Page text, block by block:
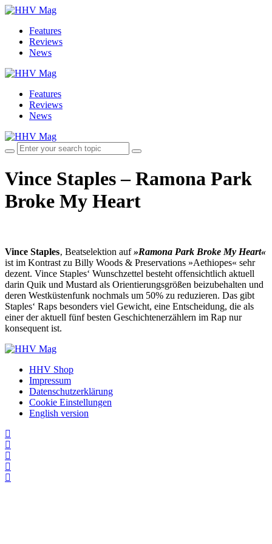
Features
Reviews
News
Features
Reviews
News
Vince Staples – Ramona Park
Broke My Heart
Vince Staples‚ Beatselektion auf»Ramona Park Broke My Heart«
ist im Kontrast zu Billy Woods & Preservations »Aethiopes« sehr
dezent. Vince Staples‘ Wunschzettel besteht offensichtlich aktuell
darin Quik und Mustard als Orientierungsgrößen beizubehalten und
deren Westküstenfunk nochmals um 50% zu reduzieren. Das gibt
Staples‘ Raps besonders viel Gewicht, eine Entscheidung, die als
einer der aktuell fünf besten Geschichtenerzählern im Rap nur
konsequent ist.
HHV Shop
Impressum
Datenschutzerklärung
Cookie Einstellungen
English version